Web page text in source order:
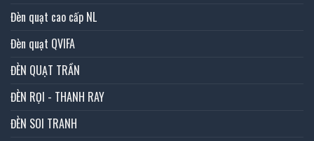
Đèn quạt cao cấp NL
Đèn quạt QVIFA
ĐÈN QUẠT TRẦN
ĐÈN RỌI - THANH RAY
ĐÈN SOI TRANH